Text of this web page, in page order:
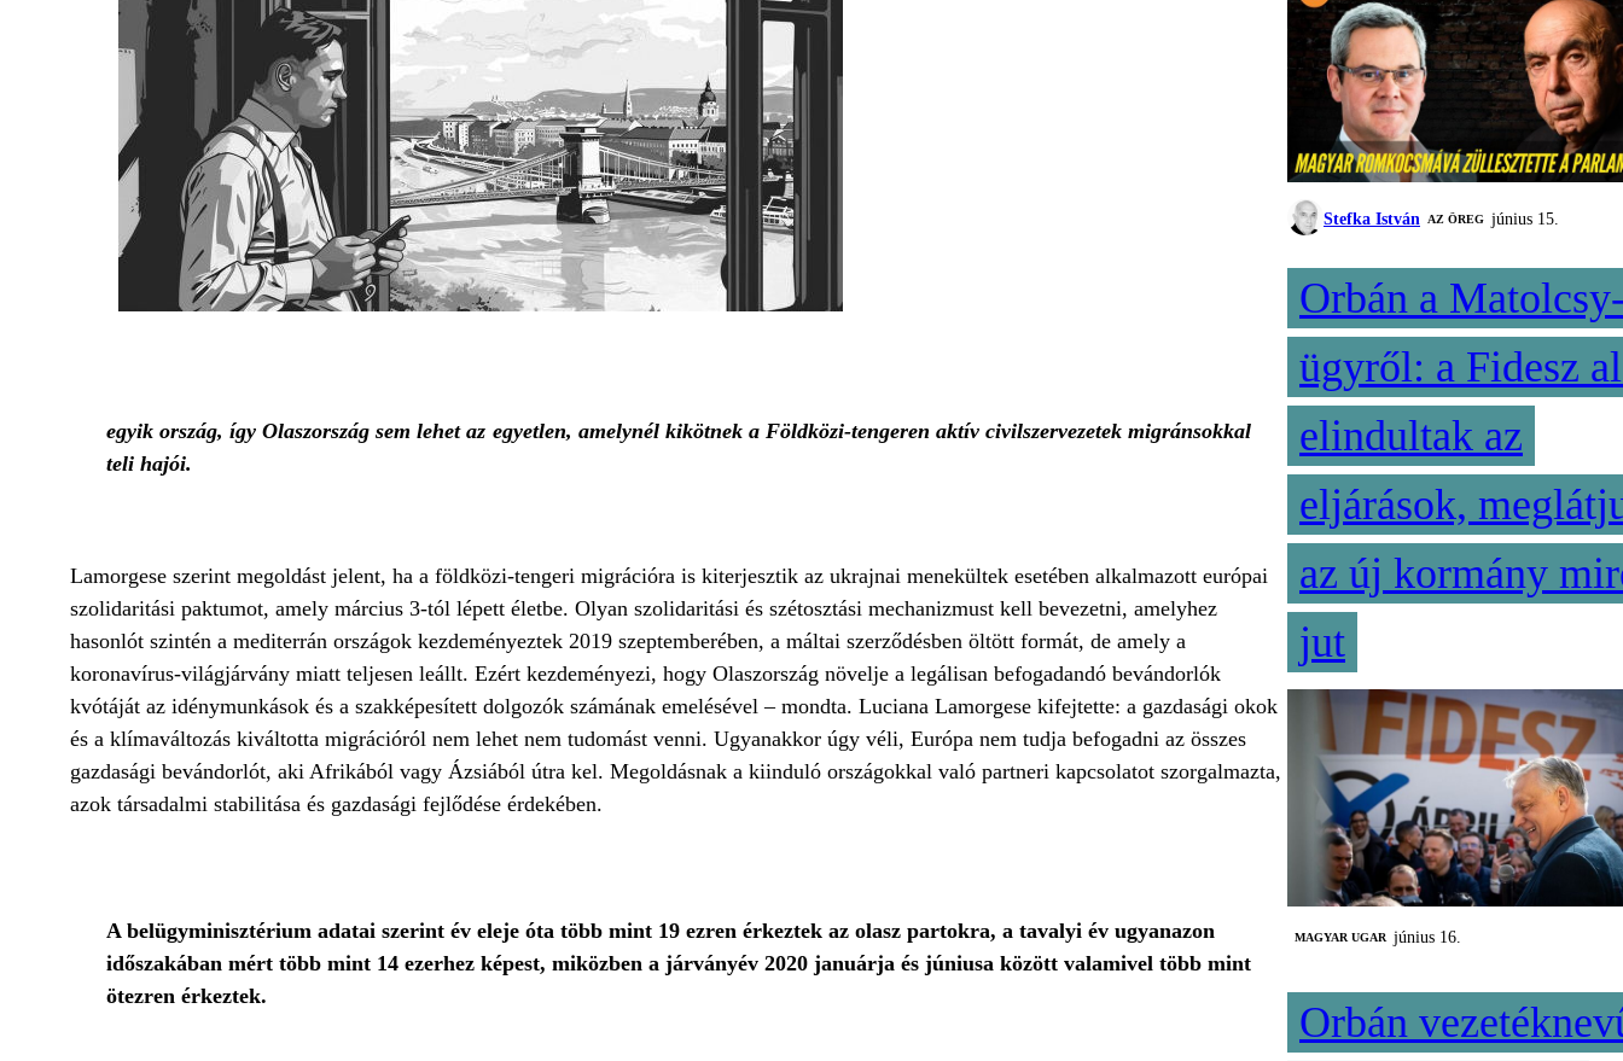
egyik ország, így Olaszország sem lehet az egyetlen, amelynél kikötnek a Földközi-tengeren aktív civilszervezetek migránsokkal
teli hajói.
Lamorgese szerint megoldást jelent, ha a földközi-tengeri migrációra is kiterjesztik az ukrajnai menekültek esetében alkalmazott európai
szolidaritási paktumot, amely március 3-tól lépett életbe. Olyan szolidaritási és szétosztási mechanizmust kell bevezetni, amelyhez
hasonlót szintén a mediterrán országok kezdeményeztek 2019 szeptemberében, a máltai szerződésben öltött formát, de amely a
koronavírus-világjárvány miatt teljesen leállt. Ezért kezdeményezi, hogy Olaszország növelje a legálisan befogadandó bevándorlók
kvótáját az idénymunkások és a szakképesített dolgozók számának emelésével – mondta. Luciana Lamorgese kifejtette: a gazdasági okok
és a klímaváltozás kiváltotta migrációról nem lehet nem tudomást venni. Ugyanakkor úgy véli, Európa nem tudja befogadni az összes
gazdasági bevándorlót, aki Afrikából vagy Ázsiából útra kel. Megoldásnak a kiinduló országokkal való partneri kapcsolatot szorgalmazta,
azok társadalmi stabilitása és gazdasági fejlődése érdekében.
A belügyminisztérium adatai szerint év eleje óta több mint 19 ezren érkeztek az olasz partokra, a tavalyi év ugyanazon
időszakában mért több mint 14 ezerhez képest, miközben a járványév 2020 januárja és júniusa között valamivel több mint
ötezren érkeztek.
Stefka István AZ ÖREG június 15.
Orbán a
ügyről: a Fidesz
elindultak az
eljárások,
az új kormány
jut
MAGYAR UGAR június 16.
Orbán